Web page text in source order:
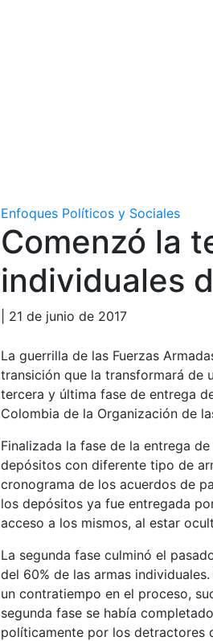
Enfoques Políticos y Sociales
Comenzó la
individuales
| 21 de junio de 2017
La guerrilla de las Fuerzas
transición que la transformará de
tercera y última fase de entrega
Colombia de la Organización de
Finalizada la fase de la entrega
depósitos con diferente tipo de
cronograma de los acuerdos de
los depósitos ya fue entregada
acceso a los mismos, al estar
La segunda fase culminó el
del 60% de las armas
un contratiempo en el proceso,
segunda fase se había
políticamente por los detractores